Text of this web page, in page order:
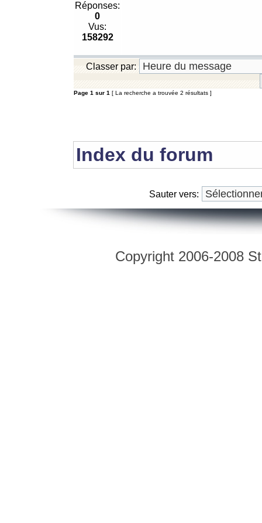
Réponses:
0
Vus:
158292
Classer par:
Page 1 sur 1 [ La recherche a trouvée 2 résultats ]
Index du forum
Sauter vers:
Copyright 2006-2008